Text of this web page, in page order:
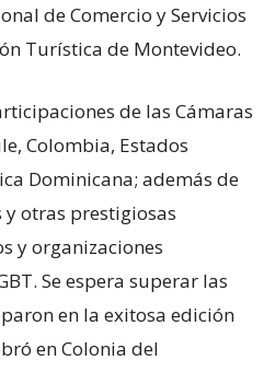
de Comercio y Servicios
Turística de Montevideo.
de las Cámaras
Colombia, Estados
Dominicana; además de
otras prestigiosas
y organizaciones
Se espera superar las
en la exitosa edición
en Colonia del